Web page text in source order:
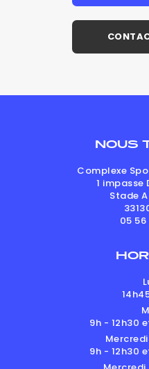
NOUS
Complexe
1 impasse
Stade
05
9h - 12h30
9h - 12h30